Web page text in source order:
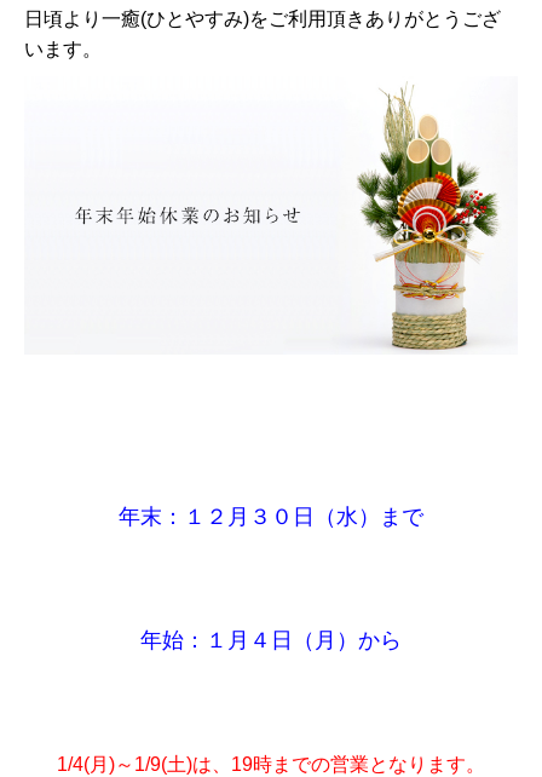
日頃より一癒(ひとやすみ)をご利用頂きありがとうござ
います。
年末：１２ 月３０日（水）まで
年始：１月４日（月）から
1/4(月)～1/9(土)は、 19時までの営業となります。